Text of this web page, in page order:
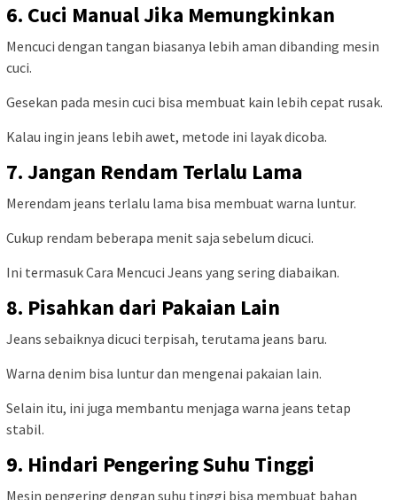
6. Cuci Manual Jika Memungkinkan
Mencuci dengan tangan biasanya lebih aman dibanding mesin
cuci.
Gesekan pada mesin cuci bisa membuat kain lebih cepat rusak.
Kalau ingin jeans lebih awet, metode ini layak dicoba.
7. Jangan Rendam Terlalu Lama
Merendam jeans terlalu lama bisa membuat warna luntur.
Cukup rendam beberapa menit saja sebelum dicuci.
Ini termasuk Cara Mencuci Jeans yang sering diabaikan.
8. Pisahkan dari Pakaian Lain
Jeans sebaiknya dicuci terpisah, terutama jeans baru.
Warna denim bisa luntur dan mengenai pakaian lain.
Selain itu, ini juga membantu menjaga warna jeans tetap
stabil.
9. Hindari Pengering Suhu Tinggi
Mesin pengering dengan suhu tinggi bisa membuat bahan